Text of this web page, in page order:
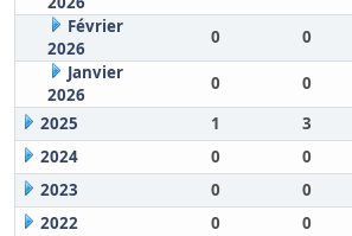
Février
2026
0 0
Janvier
2026
0 0
2025
1 3
2024
0 0
2023
0 0
2022
0 0